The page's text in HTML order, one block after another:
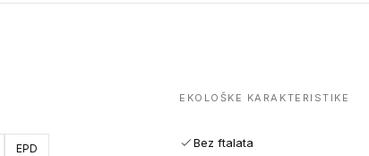
EPD
EKOLOŠKE KARAKTERISTIKE
Bez ftalata